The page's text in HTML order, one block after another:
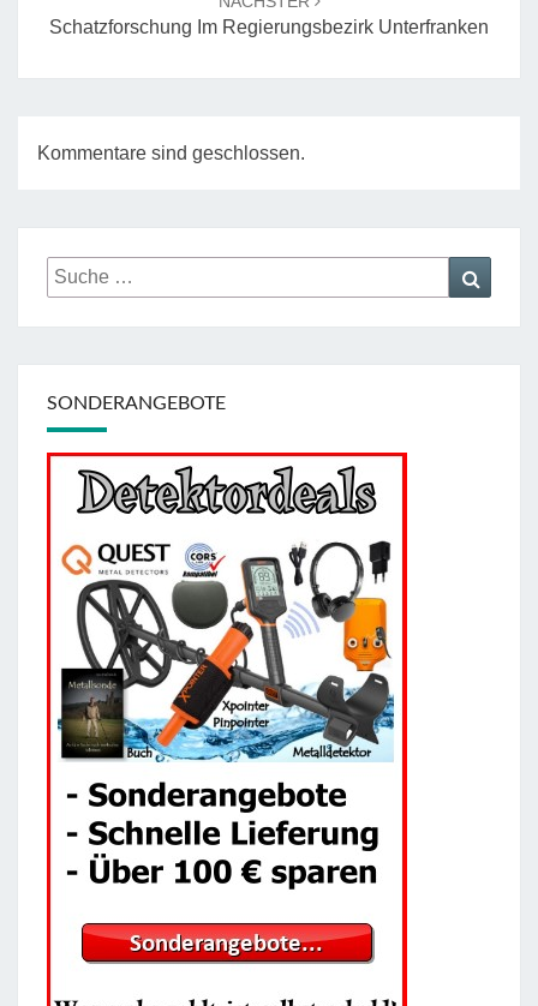
Schatzforschung Im Regierungsbezirk Unterfranken
Kommentare sind geschlossen.
Suche
nach:
SONDERANGEBOTE